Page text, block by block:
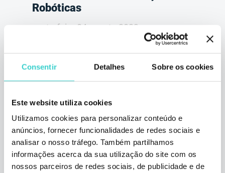
Consentir Detalhes Sobre os cookies
Este website utiliza cookies
Utilizamos cookies para personalizar conteúdo e
anúncios, fornecer funcionalidades de redes sociais e
analisar o nosso tráfego. Também partilhamos
informações acerca da sua utilização do site com os
nossos parceiros de redes sociais, de publicidade e de
Robóticas
sexta-feira 04 agosto 2023
Inscreva-se para um webinar com Marko
Milićević, Gerente de Desenvolvimento de
insights únicos de um dos líderes do
mercado da Europa Oriental.
3 min de leitura